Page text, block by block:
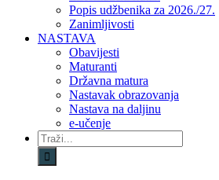
Popis udžbenika za 2026./27.
Zanimljivosti
NASTAVA
Obavijesti
Maturanti
Državna matura
Nastavak obrazovanja
Nastava na daljinu
e-učenje
Traži...